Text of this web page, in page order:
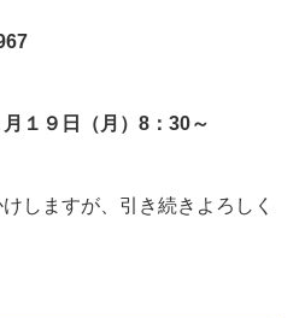
１９日 （月）8：30～
しますが、引き続きよろしく